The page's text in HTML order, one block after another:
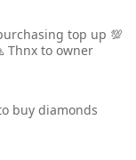
top up 💯
Thnx to owner
buy diamonds